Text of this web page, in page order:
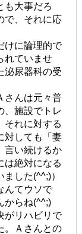
も大事だろ
で、それに応
けに論理的で
れていませ
泌尿器科の受
さんは元々普
、施設でトレ
それに対する
対しても「妻
言い続けるか
は絶対になる
した(^^;)）
んてウソで
からね(^^;)
がリハビリで
。Ａさんとの